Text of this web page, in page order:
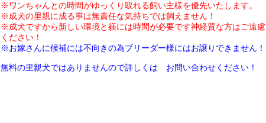
※ワンちゃんとの時間がゆっくり取れる飼い主様を優先いたします。
※成犬の里親に成る事は無責任な気持ちでは飼えません！
※成犬ですから新しい環境と躾には時間が必要です神経質な方はご遠慮
ください！
※お嫁さんに候補には不向きの為ブリーダー様にはお譲りできません！
無料の里親犬ではありませんので詳しくは お問い合わせください！